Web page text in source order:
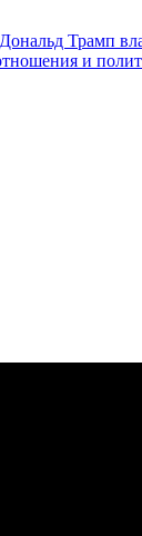
Дональд Трамп
и